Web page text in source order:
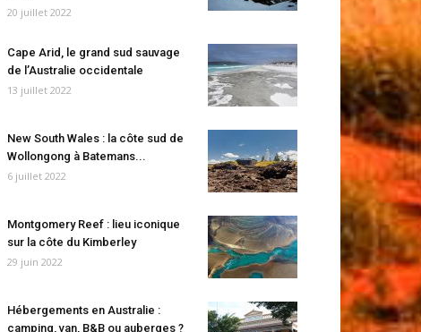
20 juillet 2022
Cape Arid, le grand sud sauvage
de l’Australie occidentale
13 juillet 2022
New South Wales : la côte sud de
Wollongong à Batemans...
6 juillet 2022
Montgomery Reef : lieu iconique
sur la côte du Kimberley
29 juin 2022
Hébergements en Australie :
camping, van, B&B ou auberges ?